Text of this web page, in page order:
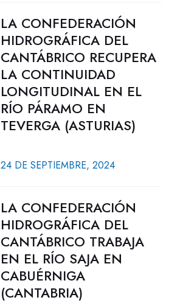
LA CONFEDERACIÓN
HIDROGRÁFICA DEL
CANTÁBRICO RECUPERA
LA CONTINUIDAD
LONGITUDINAL EN EL
RÍO PÁRAMO EN
TEVERGA (ASTURIAS)
24 DE SEPTIEMBRE, 2024
LA CONFEDERACIÓN
HIDROGRÁFICA DEL
CANTÁBRICO TRABAJA
EN EL RÍO SAJA EN
CABUÉRNIGA
(CANTABRIA)